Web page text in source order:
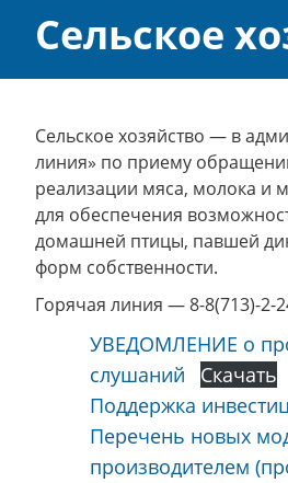
Сельское
Сельское хозяйство — в
линия» по приему
реализации мяса, молока и
для обеспечения
домашней птицы, павшей
форм собственности.
Горячая линия — 8-8(713)-2-
УВЕДОМЛЕНИЕ о
слушаний
Скачать
Поддержка
Перечень новых
производителем